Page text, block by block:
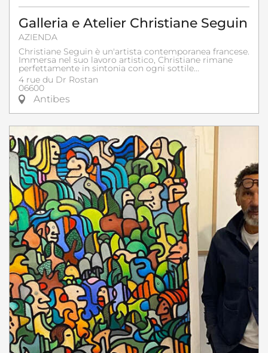
Galleria e Atelier Christiane Seguin
AZIENDA
Christiane Seguin è un'artista contemporanea francese.
Immersa nel suo lavoro artistico, Christiane rimane
perfettamente in sintonia con ogni sottile...
4 rue du Dr Rostan
06600
Antibes